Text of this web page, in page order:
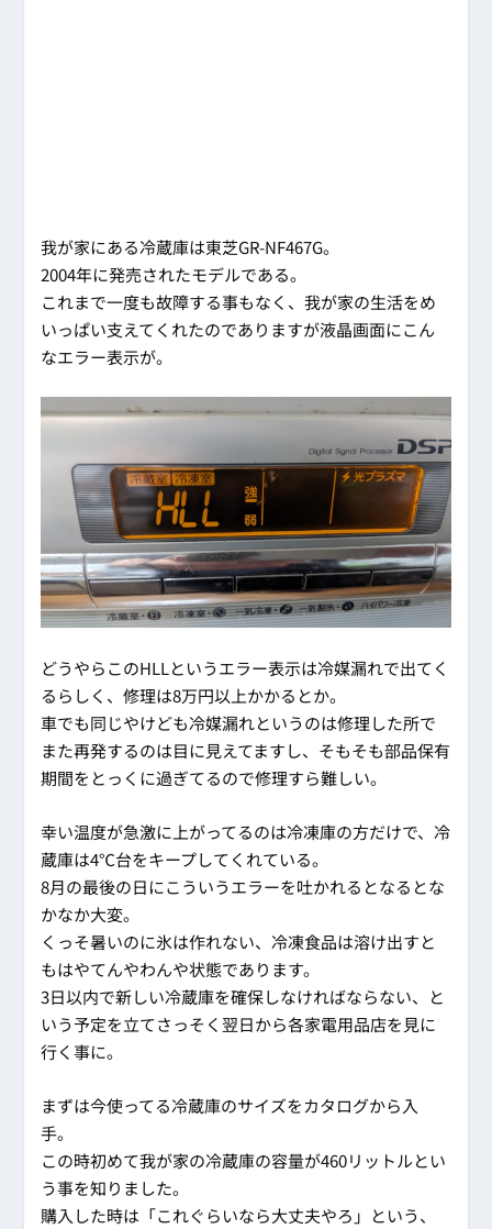
我が家にある冷蔵庫は東芝GR-NF467G。
2004年に発売されたモデルである。
これまで一度も故障する事もなく、我が家の生活をめ
いっぱい支えてくれたのでありますが液晶画面にこん
なエラー表示が。
どうやらこのHLLというエラー表示は冷媒漏れで出てく
るらしく、修理は8万円以上かかるとか。
車でも同じやけども冷媒漏れというのは修理した所で
また再発するのは目に見えてますし、そもそも部品保有
期間をとっくに過ぎてるので修理すら難しい。
幸い温度が急激に上がってるのは冷凍庫の方だけで、冷
蔵庫は4℃台をキープしてくれている。
8月の最後の日にこういうエラーを吐かれるとなるとな
かなか大変。
くっそ暑いのに氷は作れない、冷凍食品は溶け出すと
もはやてんやわんや状態であります。
3日以内で新しい冷蔵庫を確保しなければならない、と
いう予定を立てさっそく翌日から各家電用品店を見に
行く事に。
まずは今使ってる冷蔵庫のサイズをカタログから入
手。
この時初めて我が家の冷蔵庫の容量が460リットルとい
う事を知りました。
購入した時は「これぐらいなら大丈夫やろ」という、